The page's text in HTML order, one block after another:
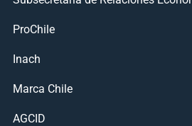
ProChile
Inach
Marca Chile
AGCID